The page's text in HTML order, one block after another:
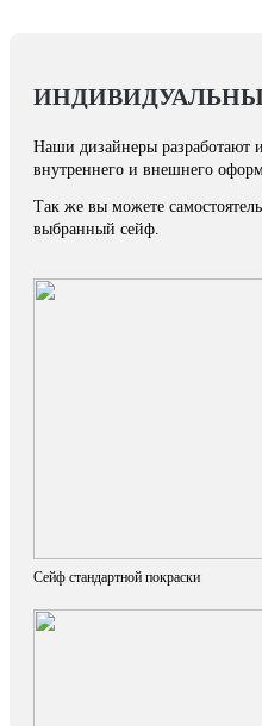
Наши дизайнеры разработают
внутреннего и внешнего
Так же вы можете
выбранный сейф.
Сейф стандартной покраски